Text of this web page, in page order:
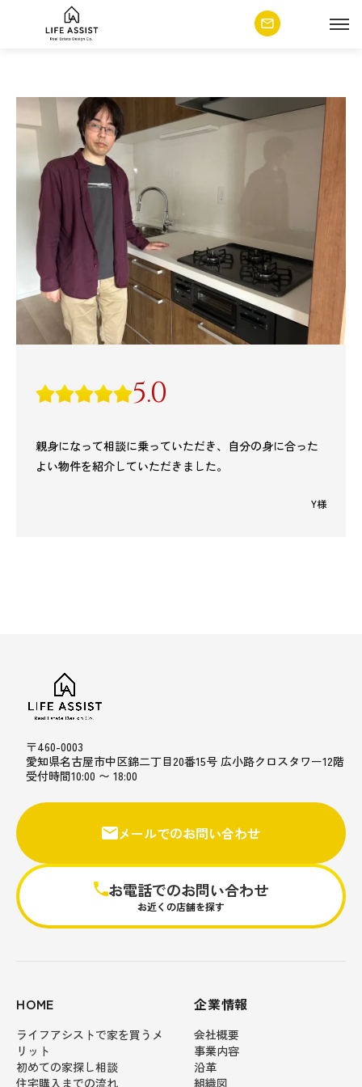
5.0
親身になって相談に乗っていただき、自分の身に合った
よい物件を紹介していただきました。
Y様
〒460-0003
愛知県名古屋市中区錦二丁目20番15号 広小路クロスタワー12階
受付時間10:00 〜 18:00
メールでのお問い合わせ
お電話でのお問い合わせ
お近くの店舗を探す
HOME
ライフアシストで家を買うメ
リット
初めての家探し相談
住宅購入までの流れ
企業情報
会社概要
事業内容
沿革
組織図